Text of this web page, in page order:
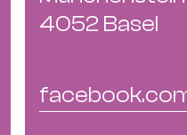
4052 Basel